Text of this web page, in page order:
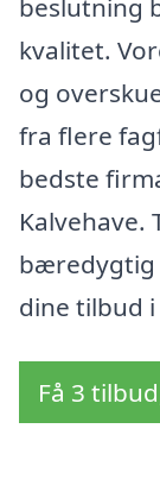
beslutning
kvalitet.
og
fra flere
bedste
Kalvehave.
bæredygtig
dine tilbud i
Få 3